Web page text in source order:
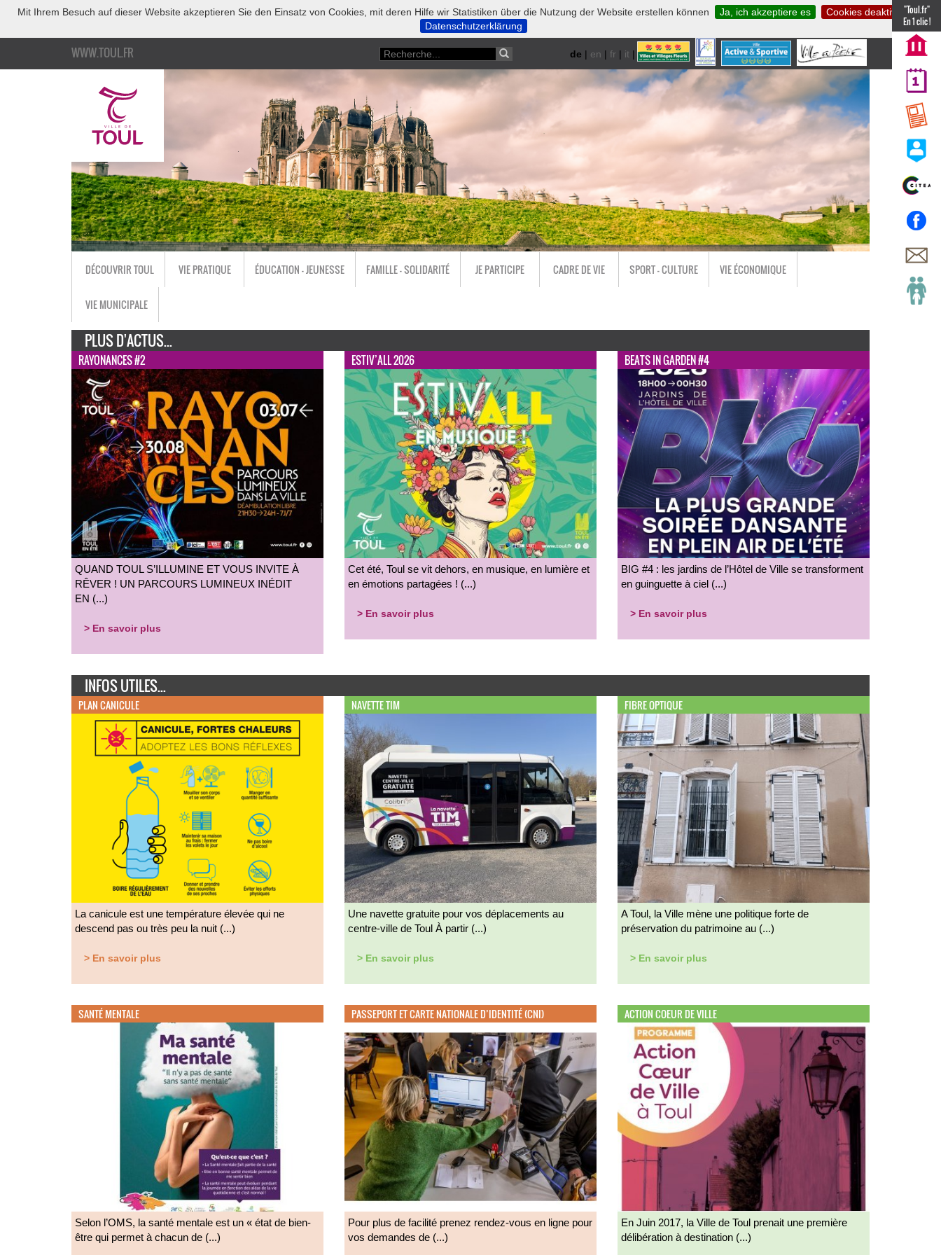
Mit Ihrem Besuch auf dieser Website akzeptieren Sie den Einsatz von Cookies, mit deren Hilfe wir Statistiken über die Nutzung der Website erstellen können Ja, ich akzeptiere es
Cookies deaktivieren
Datenschutzerklärung
WWW.TOUL.FR de | en | fr | it |nl
"Toul.fr"
En 1 clic !
DÉCOUVRIR TOUL VIE PRATIQUE ÉDUCATION - JEUNESSE FAMILLE - SOLIDARITÉ JE PARTICIPE CADRE DE VIE SPORT - CULTURE VIE ÉCONOMIQUE
VIE MUNICIPALE
PLUS D'ACTUS...
RAYONANCES #2
QUAND TOUL S’ILLUMINE ET VOUS INVITE À
RÊVER ! UN PARCOURS LUMINEUX INÉDIT
EN (...)
> En savoir plus
ESTIV’ALL 2026
Cet été, Toul se vit dehors, en musique, en lumière et
en émotions partagées ! (...)
> En savoir plus
BEATS IN GARDEN #4
BIG #4 : les jardins de l’Hôtel de Ville se transforment
en guinguette à ciel (...)
> En savoir plus
INFOS UTILES...
PLAN CANICULE
La canicule est une température élevée qui ne
descend pas ou très peu la nuit (...)
> En savoir plus
NAVETTE TIM
Une navette gratuite pour vos déplacements au
centre-ville de Toul À partir (...)
> En savoir plus
FIBRE OPTIQUE
A Toul, la Ville mène une politique forte de
préservation du patrimoine au (...)
> En savoir plus
SANTÉ MENTALE
Selon l’OMS, la santé mentale est un « état de bien-
être qui permet à chacun de (...)
PASSEPORT ET CARTE NATIONALE D’IDENTITÉ (CNI)
Pour plus de facilité prenez rendez-vous en ligne pour
vos demandes de (...)
ACTION COEUR DE VILLE
En Juin 2017, la Ville de Toul prenait une première
délibération à destination (...)